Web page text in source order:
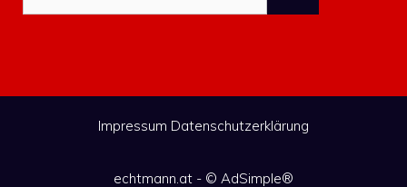
nach:
Impressum Datenschutzerklärung
echtmann.at - © AdSimple®